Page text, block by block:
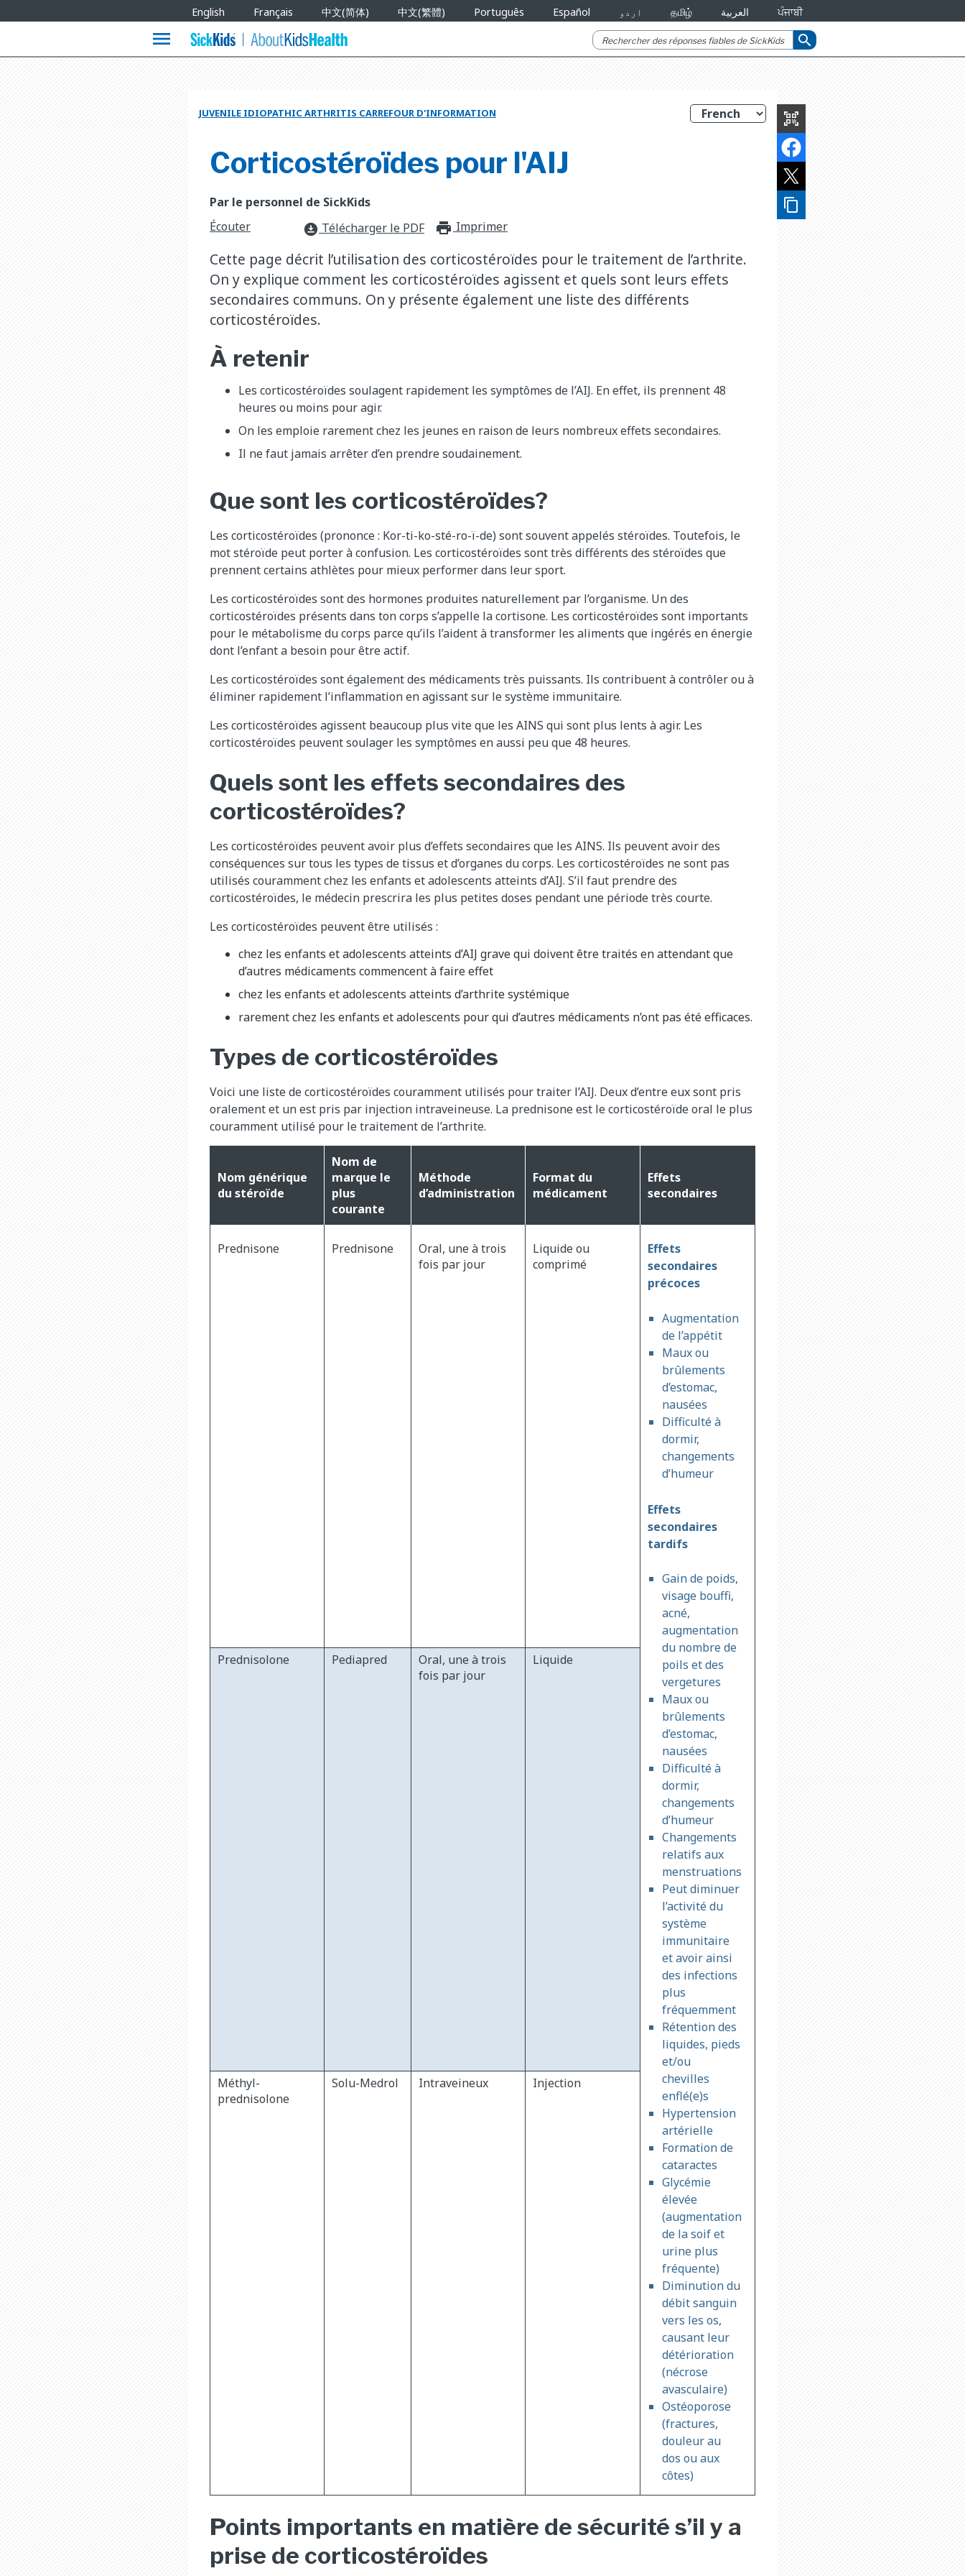
Languages
English Français 中文(简体) 中文(繁體) Português Español اردو தமிழ் العربية ਪੰਜਾਬੀ
menu search
qr_code_scanner
content_copy
JUVENILE IDIOPATHIC ARTHRITIS CARREFOUR D'INFORMATION
Corticostéroïdes pour l'AIJ
Par le personnel de SickKids
Écouter
download_for_offline Télécharger le PDF print_for_offline
Imprimer
Cette page décrit l’utilisation des corticostéroïdes pour le traitement de l’arthrite.
On y explique comment les corticostéroïdes agissent et quels sont leurs effets
secondaires communs. On y présente également une liste des différents
corticostéroïdes.
À retenir
Les corticostéroïdes soulagent rapidement les symptômes de l’AIJ. En effet, ils prennent 48
heures ou moins pour agir.
On les emploie rarement chez les jeunes en raison de leurs nombreux effets secondaires.
Il ne faut jamais arrêter d’en prendre soudainement.
Que sont les corticostéroïdes?
Les corticostéroïdes (prononce : Kor-ti-ko-sté-ro-ï-de) sont souvent appelés stéroïdes. Toutefois, le
mot stéroïde peut porter à confusion. Les corticostéroïdes sont très différents des stéroïdes que
prennent certains athlètes pour mieux performer dans leur sport.
Les corticostéroïdes sont des hormones produites naturellement par l’organisme. Un des
corticostéroïdes présents dans ton corps s’appelle la cortisone. Les corticostéroïdes sont importants
pour le métabolisme du corps parce qu’ils l’aident à transformer les aliments que ingérés en énergie
dont l’enfant a besoin pour être actif.
Les corticostéroïdes sont également des médicaments très puissants. Ils contribuent à contrôler ou à
éliminer rapidement l’inflammation en agissant sur le système immunitaire.
Les corticostéroïdes agissent beaucoup plus vite que les AINS qui sont plus lents à agir. Les
corticostéroïdes peuvent soulager les symptômes en aussi peu que 48 heures.
Quels sont les effets secondaires des
corticostéroïdes?
Les corticostéroïdes peuvent avoir plus d’effets secondaires que les AINS. Ils peuvent avoir des
conséquences sur tous les types de tissus et d’organes du corps. Les corticostéroïdes ne sont pas
utilisés couramment chez les enfants et adolescents atteints d’AIJ. S’il faut prendre des
corticostéroïdes, le médecin prescrira les plus petites doses pendant une période très courte.
Les corticostéroïdes peuvent être utilisés :
chez les enfants et adolescents atteints d’AIJ grave qui doivent être traités en attendant que
d’autres médicaments commencent à faire effet
chez les enfants et adolescents atteints d’arthrite systémique
rarement chez les enfants et adolescents pour qui d’autres médicaments n’ont pas été efficaces.
Types de corticostéroïdes
Voici une liste de corticostéroïdes couramment utilisés pour traiter l’AIJ. Deux d’entre eux sont pris
oralement et un est pris par injection intraveineuse. La prednisone est le corticostéroïde oral le plus
couramment utilisé pour le traitement de l’arthrite.
Nom générique
du stéroïde
Nom de
marque le
plus
courante
Méthode
d’administration
Format du
médicament
Effets
secondaires
Prednisone Prednisone
Oral, une à trois
fois par jour
Liquide ou
comprimé
Effets
secondaires
précoces
Augmentation
de l’appétit
Maux ou
brûlements
d’estomac,
nausées
Difficulté à
dormir,
changements
d’humeur
Effets
secondaires
tardifs
Gain de poids,
visage bouffi,
acné,
augmentation
du nombre de
poils et des
vergetures
Maux ou
brûlements
d’estomac,
nausées
Difficulté à
dormir,
changements
d’humeur
Changements
relatifs aux
menstruations
Peut diminuer
l’activité du
système
immunitaire
et avoir ainsi
des infections
plus
fréquemment
Rétention des
liquides, pieds
et/ou
chevilles
enflé(e)s
Hypertension
artérielle
Formation de
cataractes
Glycémie
élevée
(augmentation
de la soif et
urine plus
fréquente)
Diminution du
débit sanguin
vers les os,
causant leur
détérioration
(nécrose
avasculaire)
Ostéoporose
(fractures,
douleur au
dos ou aux
côtes)
Prednisolone Pediapred
Oral, une à trois
fois par jour
Liquide
Méthyl-
prednisolone
Solu-Medrol Intraveineux Injection
Points importants en matière de sécurité s’il y a
prise de corticostéroïdes